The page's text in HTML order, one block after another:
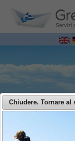
Servizi
Chiudere. Tornare al